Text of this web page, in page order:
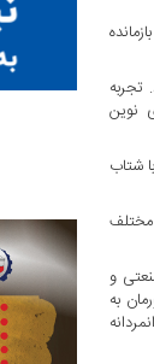
تجربه
نوین
شتاب
و
به